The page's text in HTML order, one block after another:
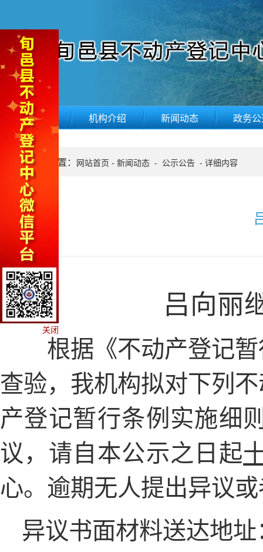
网站首页 机构介绍 新闻动态 政务公
当前位置： 网站首页 - 新闻动态 - 公示公告 - 详细内容
吕向丽
根据《不动产登记
查验，我机构拟对下列
产登记暂行条例实施细
议， 请自本公示之日起
心。逾期无人提出异议
异议书面材料送达地址
关闭